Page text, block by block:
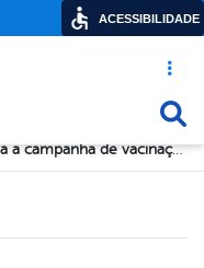
Acesso
Saúde: é iniciada a campanha de vacinação contra a influenza
ACESSIBILIDADE